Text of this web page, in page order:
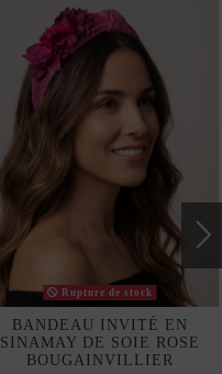
Rupture de stock
BANDEAU INVITÉ EN
SINAMAY DE SOIE ROSE
BOUGAINVILLIER